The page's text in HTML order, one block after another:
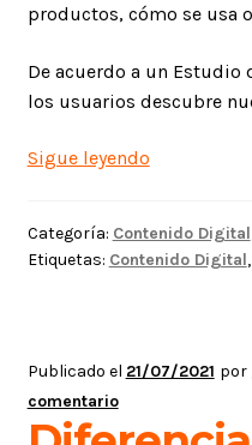
productos, cómo se usa
De acuerdo a un Estudio
los usuarios descubre
Sigue leyendoListas
YouTube
Categoría: Contenido Digital
Etiquetas: Contenido Digital,
Publicado el 21/07/2021 por
comentario